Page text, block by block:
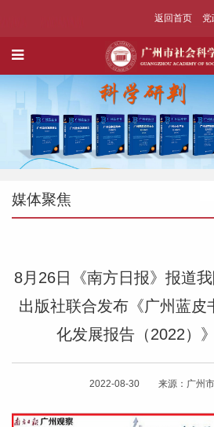
返回首页 党
媒体聚焦
8月26日《南方日报》报道
出版社联合发布《广州蓝皮
化发展报告（2022）
2022-08-30 来源：广州市